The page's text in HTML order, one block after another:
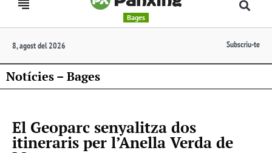
Bages
8, agost del 2026 Subscriu-te
Notícies – Bages
El Geoparc senyalitza dos
itineraris per l’Anella Verda de